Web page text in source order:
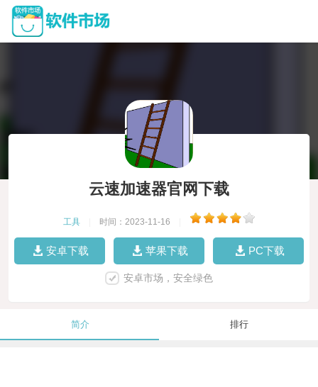
云速加速器官网下载
工具 时间：2023-11-16
安卓下载 苹果下载 PC下载
安卓市场，安全绿色
简介 排行